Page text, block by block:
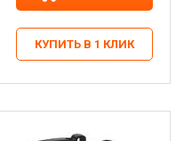
КУПИТЬ В 1 КЛИК